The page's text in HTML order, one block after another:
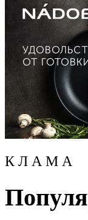
К Л А М А